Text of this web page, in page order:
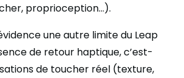
proprioception…).
une autre limite du Leap
de retour haptique, c’est-
de toucher réel (texture,